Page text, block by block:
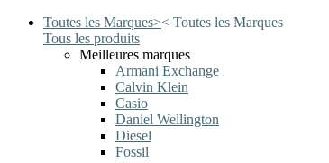
Toutes les Marques>< Toutes les Marques
Tous les produits
Meilleures marques
Armani Exchange
Calvin Klein
Casio
Daniel Wellington
Diesel
Fossil